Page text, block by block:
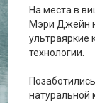
На места в
Мэри Джейн
ультраяркие
технологии.
натуральной